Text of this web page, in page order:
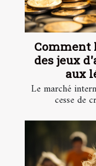
Comment
des jeux
aux
Le marché
cesse de